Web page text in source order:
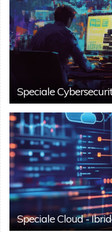
Speciale
Speciale Cloud -